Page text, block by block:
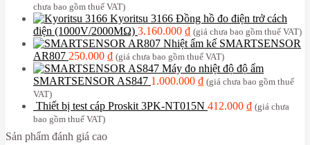
chưa bao gồm thuế VAT)
Kyoritsu 3166 Đồng hồ đo điện trở cách
điện (1000V/2000MΩ) 3.160.000 ₫ (giá chưa bao gồm thuế VAT)
Nhiệt ẩm kế SMARTSENSOR
AR807 250.000 ₫ (giá chưa bao gồm thuế VAT)
Máy đo nhiệt độ độ ẩm
SMARTSENSOR AS847 1.000.000 ₫ (giá chưa bao gồm thuế
VAT)
Thiết bị test cáp Proskit 3PK-NT015N 412.000 ₫ (giá chưa
bao gồm thuế VAT)
Sản phẩm đánh giá cao